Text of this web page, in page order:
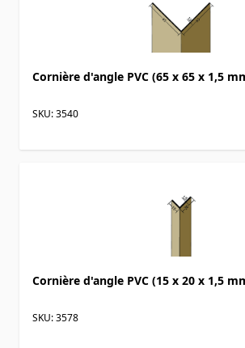
Cornière d'angle PVC (65 x 65 x 1,5
SKU: 3540
Cornière d'angle PVC (15 x 20 x 1,5
SKU: 3578